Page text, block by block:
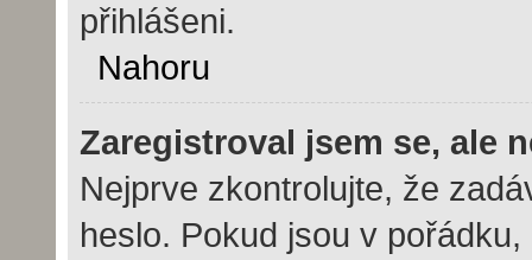
přihlášeni.
Nahoru
Zaregistroval jsem se, ale
Nejprve zkontrolujte, že
heslo. Pokud jsou v